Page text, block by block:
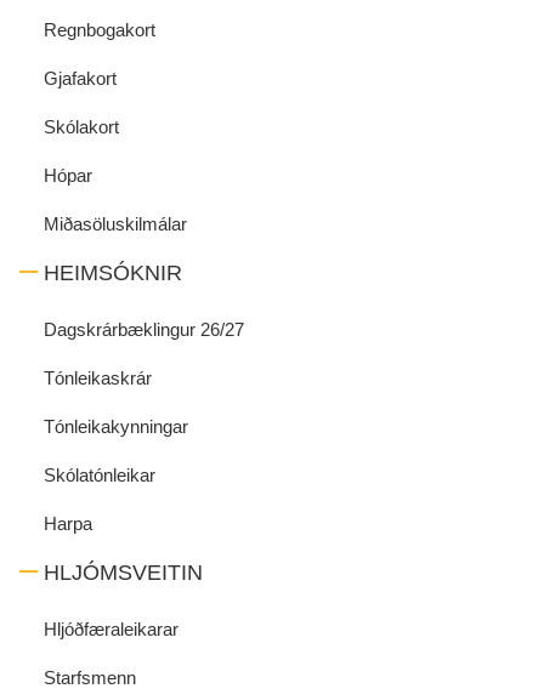
Regnbogakort
Gjafakort
Skólakort
Hópar
Miðasöluskilmálar
HEIMSÓKNIR
Dagskrárbæklingur 26/27
Tónleikaskrár
Tónleikakynningar
Skólatónleikar
Harpa
HLJÓMSVEITIN
Hljóðfæraleikarar
Starfsmenn